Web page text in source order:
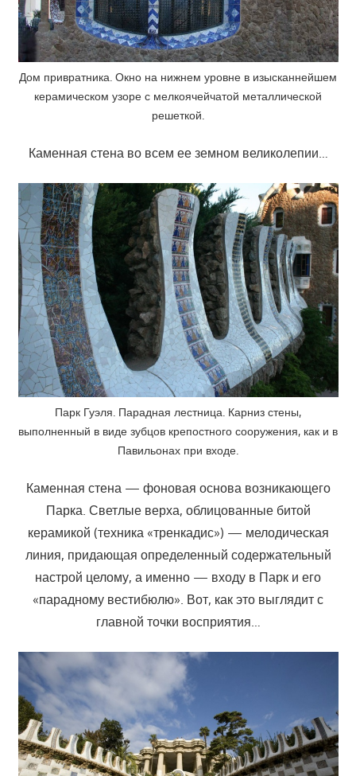
Дом привратника. Окно на нижнем уровне в изысканнейшем
керамическом узоре с мелкоячейчатой металлической
решеткой.
Каменная стена во всем ее земном великолепии…
Парк Гуэля. Парадная лестница. Карниз стены,
выполненный в виде зубцов крепостного сооружения, как и в
Павильонах при входе.
Каменная стена — фоновая основа возникающего
Парка. Светлые верха, облицованные битой
керамикой (техника «тренкадис») — мелодическая
линия, придающая определенный содержательный
настрой целому, а именно — входу в Парк и его
«парадному вестибюлю». Вот, как это выглядит с
главной точки восприятия…